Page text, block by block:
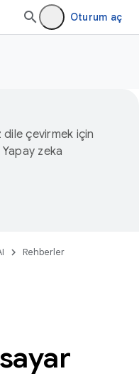
Oturum aç
çevirmek için
zeka
Rehberler